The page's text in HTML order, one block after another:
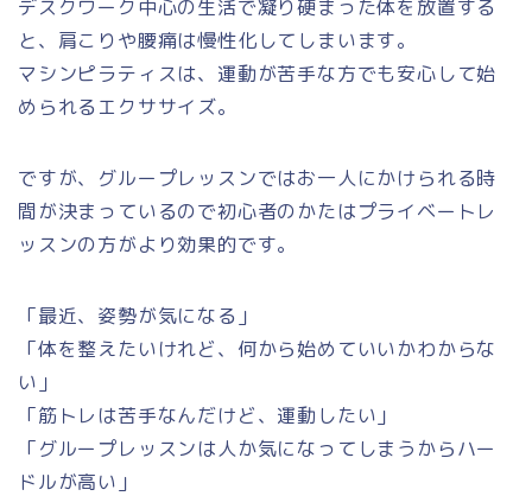
デスクワーク中心の生活で凝り硬まった体を放置する
と、肩こりや腰痛は慢性化してしまいます。
マシンピラティスは、運動が苦手な方でも安心して始
められるエクササイズ。
ですが、グループレッスンではお一人にかけられる時
間が決まっているので初心者のかたはプライベートレ
ッスンの方がより効果的です。
「最近、姿勢が気になる」
「体を整えたいけれど、何から始めていいかわからな
い」
「筋トレは苦手なんだけど、運動したい」
「グループレッスンは人か気になってしまうからハー
ドルが高い」